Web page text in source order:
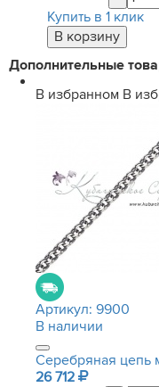
Купить в 1 клик
Дополнительные
В избранном В
Артикул: 9900
В наличии
Серебряная цепь
26 712